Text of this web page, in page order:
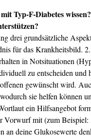
Typ-F-Diabetes
drei grundsätzliche
für das Krankheitsbild.
in Notsituationen
zu entscheiden
gewünscht wird.
sie helfen können
ein Hilfsangebot
Vorwurf mit (zum
an deine Glukosewerte